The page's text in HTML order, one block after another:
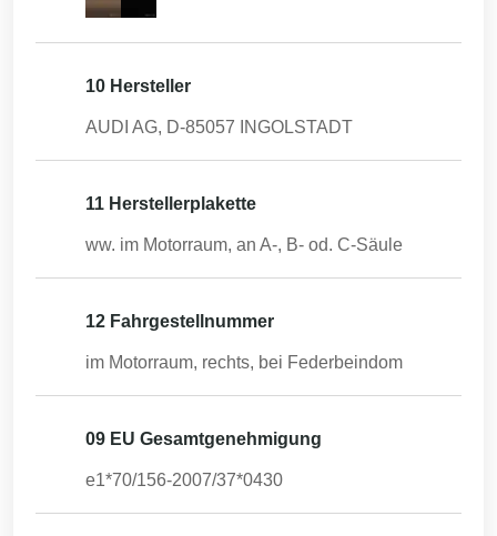
10 Hersteller
AUDI AG, D-85057 INGOLSTADT
11 Herstellerplakette
ww. im Motorraum, an A-, B- od. C-Säule
12 Fahrgestellnummer
im Motorraum, rechts, bei Federbeindom
09 EU Gesamtgenehmigung
e1*70/156-2007/37*0430